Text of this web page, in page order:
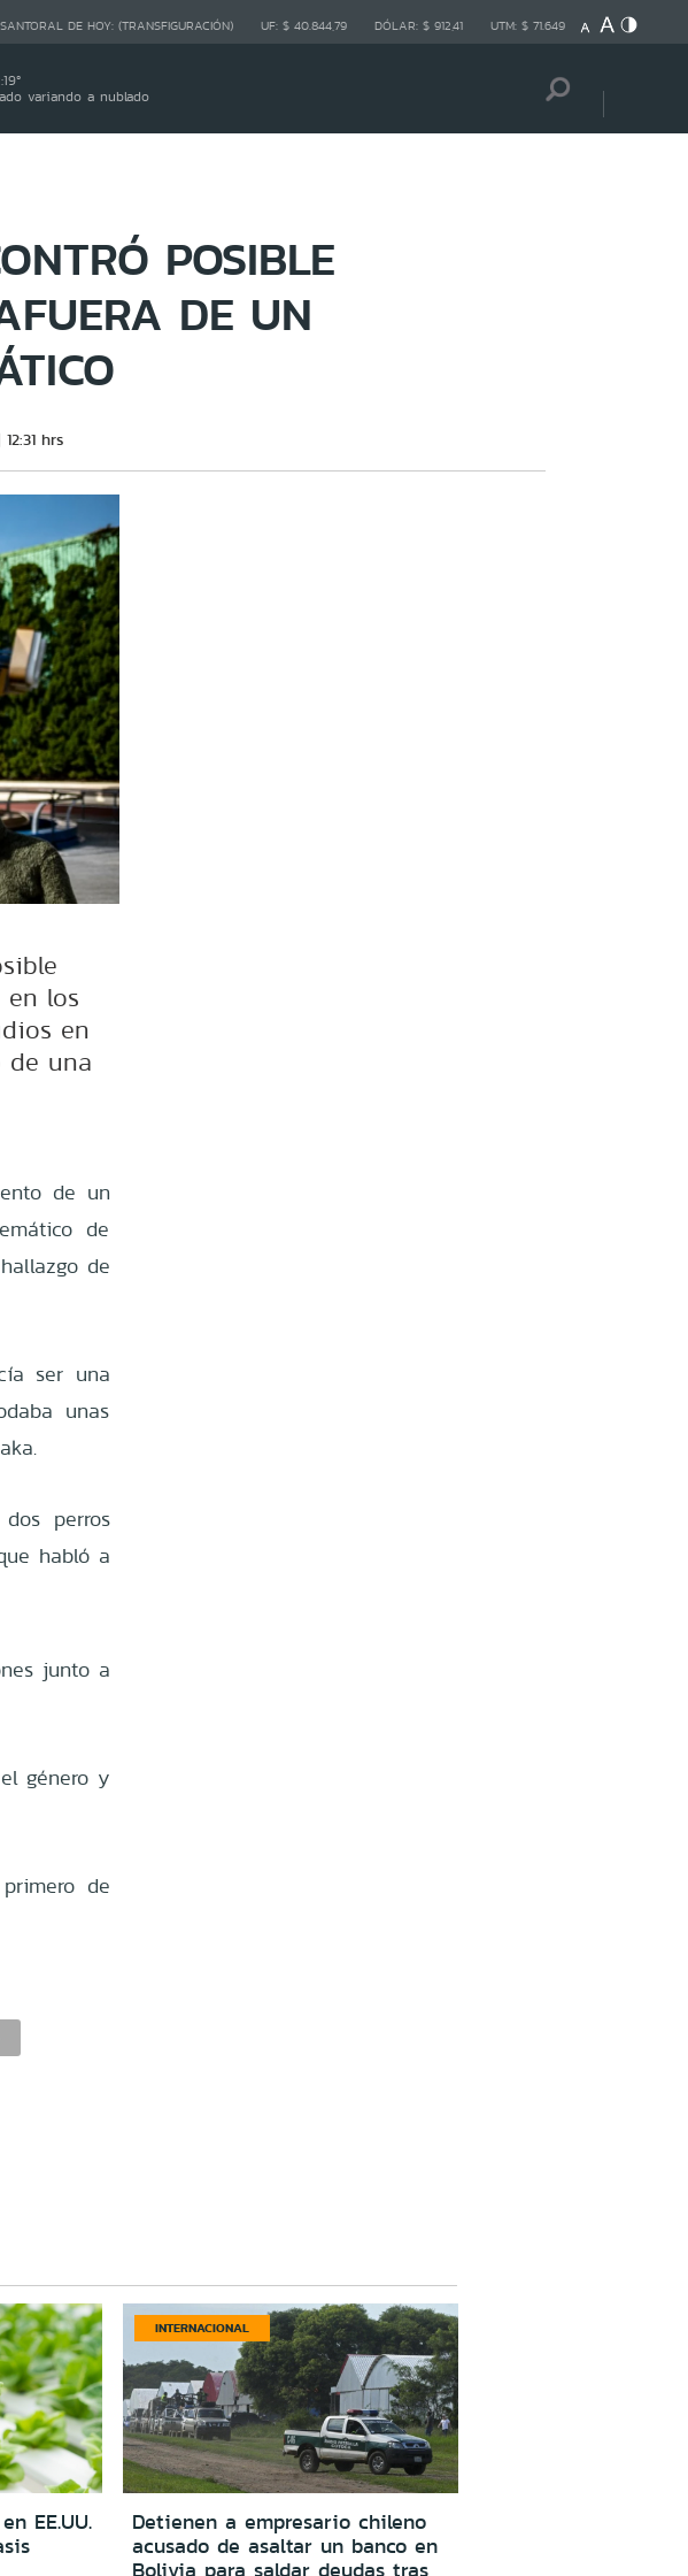
SANTORAL DE HOY: (TRANSFIGURACIÓN) UF: $ 40.844,79 DÓLAR: $ 912,41 UTM: $ 71.649
19º
variando a nublado
POSIBLE
DE UN
12:31 hrs
los
en
de una
de un
de
de
ser una
unas
perros
habló a
junto a
género y
de
EE.UU.
INTERNACIONAL
Detienen a empresario chileno
acusado de asaltar un banco en
Bolivia para saldar deudas tras